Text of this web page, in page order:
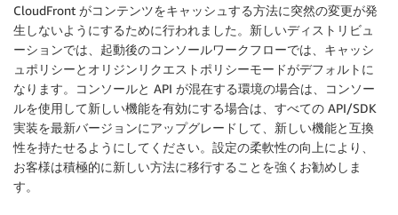
CloudFront がコンテンツをキャッシュする方法に突然の変更が発
生しないようにするために行われました。新しいディストリビュ
ーションでは、起動後のコンソールワークフローでは、キャッシ
ュポリシーとオリジンリクエストポリシーモードがデフォルトに
なります。コンソールと API が混在する環境の場合は、コンソー
ルを使用して新しい機能を有効にする場合は、すべての API/SDK
実装を最新バージョンにアップグレードして、新しい機能と互換
性を持たせるようにしてください。設定の柔軟性の向上により、
お客様は積極的に新しい方法に移行することを強くお勧めしま
す。